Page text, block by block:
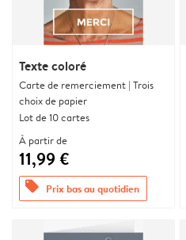
Texte coloré
Carte de remerciement | Trois
choix de papier
Lot de 10 cartes
À partir de
11,99 €
offers Prix bas au quotidien